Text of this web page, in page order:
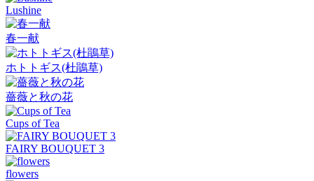
Lushine
春一献
ホトトギス(杜鵑草)
薔薇と秋の花
Cups of Tea
FAIRY BOUQUET 3
flowers